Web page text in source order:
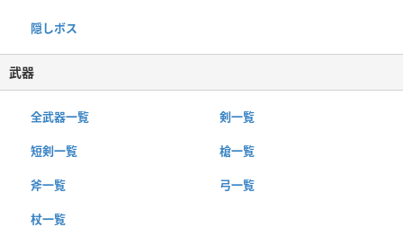
隠しボス
武器
全武器一覧 剣一覧
短剣一覧 槍一覧
斧一覧 弓一覧
杖一覧